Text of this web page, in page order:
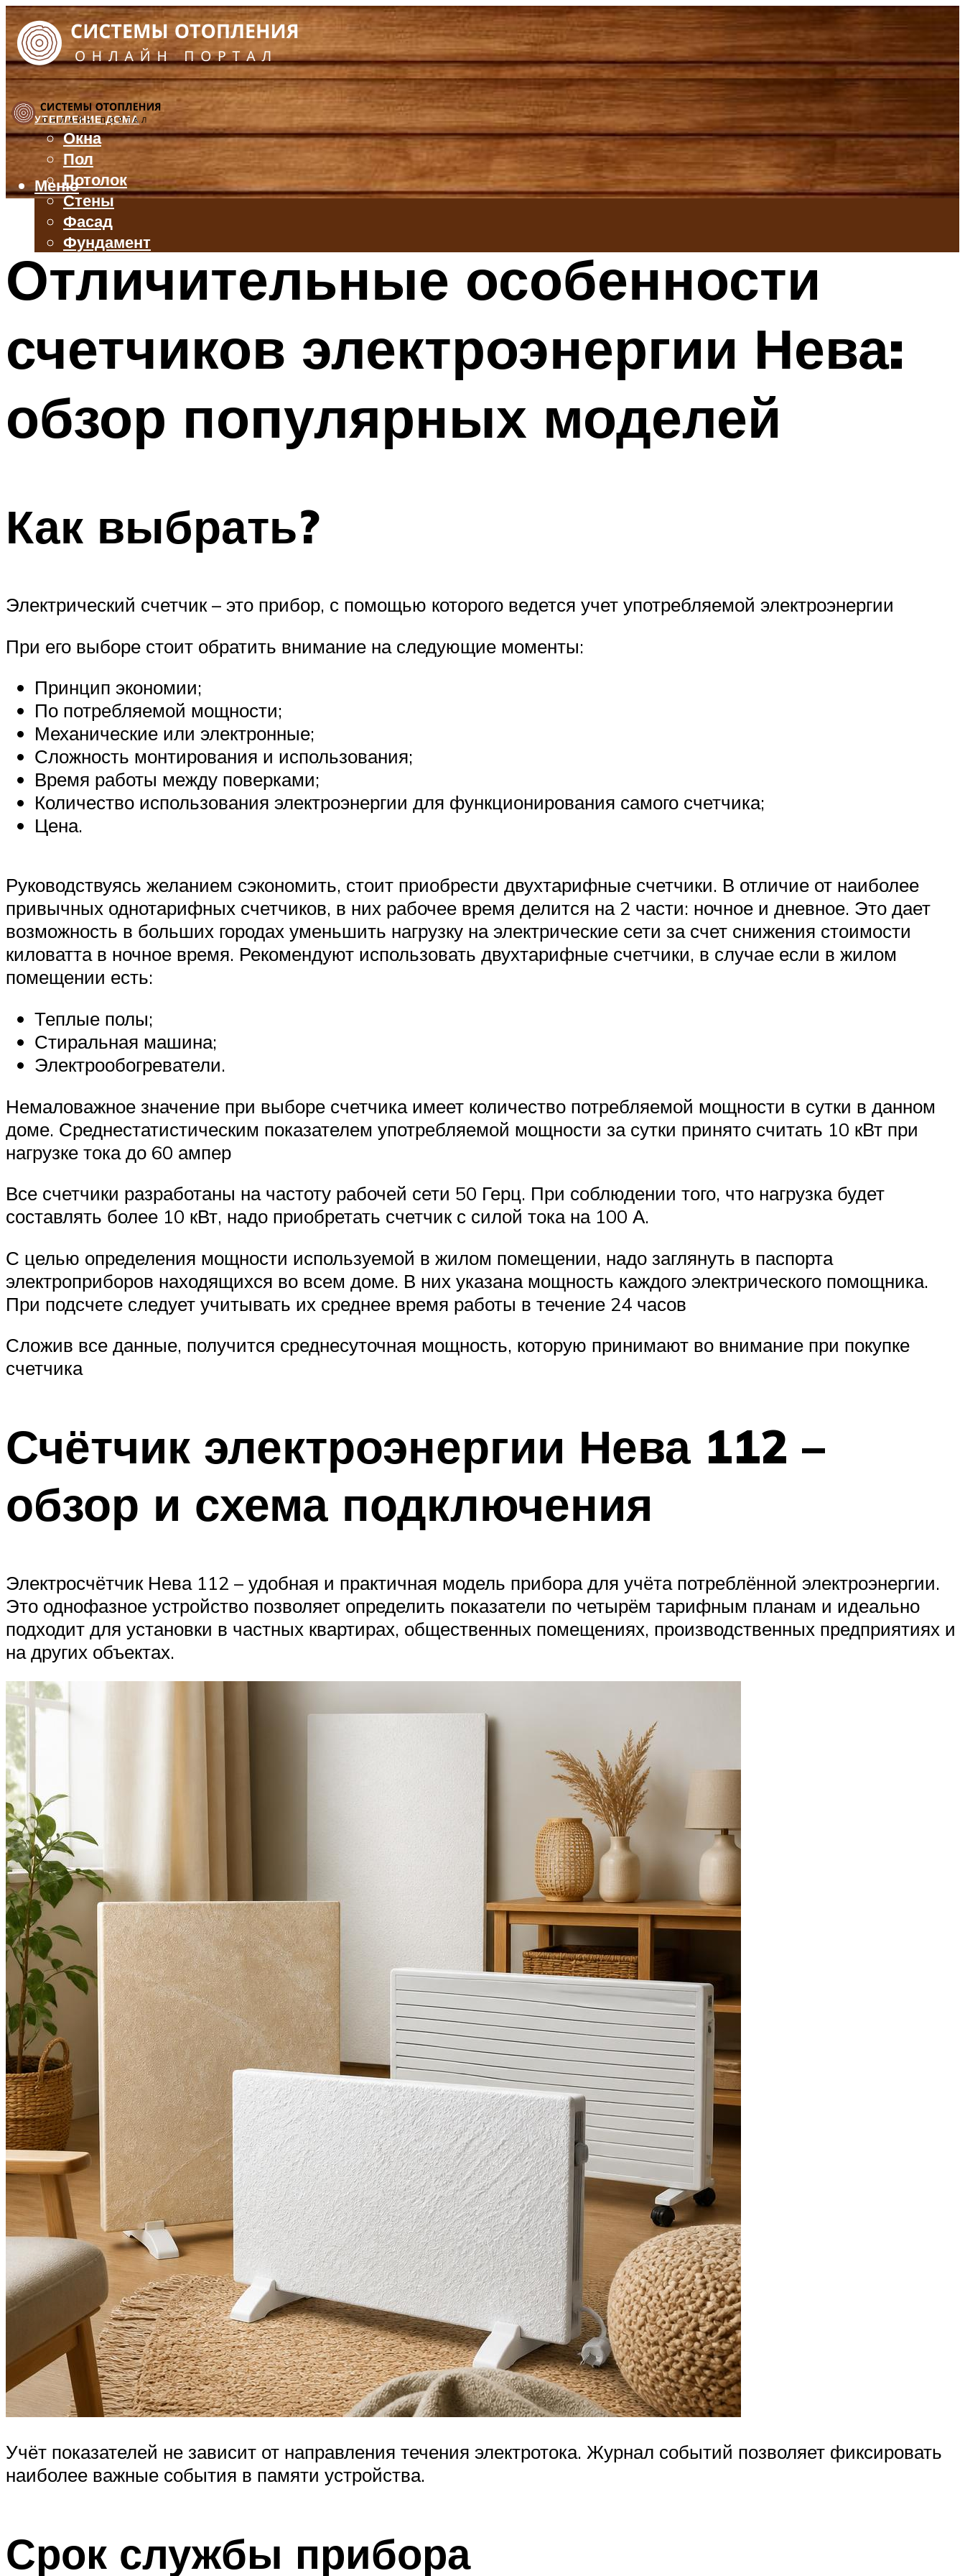
УТЕПЛЕНИЕ ДОМА
Окна
Пол
Потолок
Стены
Фасад
Фундамент
БАЛКОН И ЛОДЖИЯ
КРЫША
Меню
Меню
Отличительные особенности
счетчиков электроэнергии Нева:
обзор популярных моделей
Как выбрать?
Электрический счетчик – это прибор, с помощью которого ведется учет употребляемой электроэнергии
При его выборе стоит обратить внимание на следующие моменты:
Принцип экономии;
По потребляемой мощности;
Механические или электронные;
Сложность монтирования и использования;
Время работы между поверками;
Количество использования электроэнергии для функционирования самого счетчика;
Цена.
Руководствуясь желанием сэкономить, стоит приобрести двухтарифные счетчики. В отличие от наиболее
привычных однотарифных счетчиков, в них рабочее время делится на 2 части: ночное и дневное. Это дает
возможность в больших городах уменьшить нагрузку на электрические сети за счет снижения стоимости
киловатта в ночное время. Рекомендуют использовать двухтарифные счетчики, в случае если в жилом
помещении есть:
Теплые полы;
Стиральная машина;
Электрообогреватели.
Немаловажное значение при выборе счетчика имеет количество потребляемой мощности в сутки в данном
доме. Среднестатистическим показателем употребляемой мощности за сутки принято считать 10 кВт при
нагрузке тока до 60 ампер
Все счетчики разработаны на частоту рабочей сети 50 Герц. При соблюдении того, что нагрузка будет
составлять более 10 кВт, надо приобретать счетчик с силой тока на 100 А.
С целью определения мощности используемой в жилом помещении, надо заглянуть в паспорта
электроприборов находящихся во всем доме. В них указана мощность каждого электрического помощника.
При подсчете следует учитывать их среднее время работы в течение 24 часов
Сложив все данные, получится среднесуточная мощность, которую принимают во внимание при покупке
счетчика
Счётчик электроэнергии Нева 112 –
обзор и схема подключения
Электросчётчик Нева 112 – удобная и практичная модель прибора для учёта потреблённой электроэнергии.
Это однофазное устройство позволяет определить показатели по четырём тарифным планам и идеально
подходит для установки в частных квартирах, общественных помещениях, производственных предприятиях и
на других объектах.
Учёт показателей не зависит от направления течения электротока. Журнал событий позволяет фиксировать
наиболее важные события в памяти устройства.
Срок службы прибора